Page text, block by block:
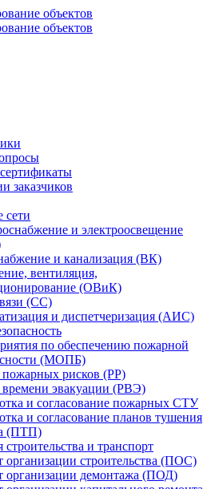
заказчиков
и электроосвещение
и канализация (ВК)
вентиляция,
(ОВиК)
(СС)
и диспетчеризация (АИС)
по обеспечению пожарной
(МОПБ)
пожарных рисков (РР)
времени эвакуации (РВЭ)
и согласование пожарных СТУ
и согласование планов тушения
(ПТП)
и транспорт
организации строительства (ПОС)
организации демонтажа (ПОД)